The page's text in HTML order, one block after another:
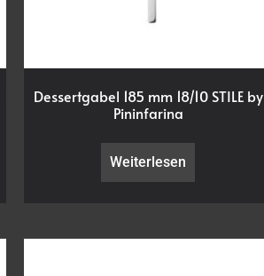
Dessertgabel 185 mm 18/10 STILE by
Pininfarina
Weiterlesen